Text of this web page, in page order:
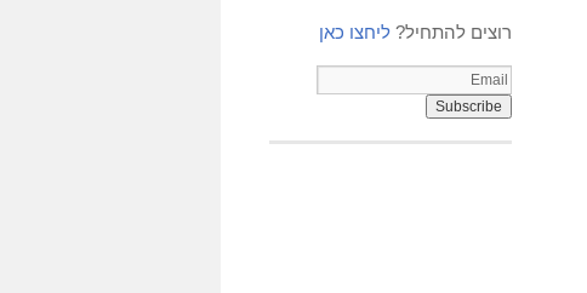
רוצים להתחיל? ליחצו כאן